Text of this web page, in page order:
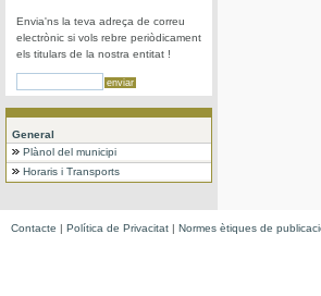
Envia'ns la teva adreça de correu
electrònic si vols rebre periòdicament
els titulars de la nostra entitat !
General
Plànol del municipi
Horaris i Transports
Contacte | Política de Privacitat | Normes ètiques de